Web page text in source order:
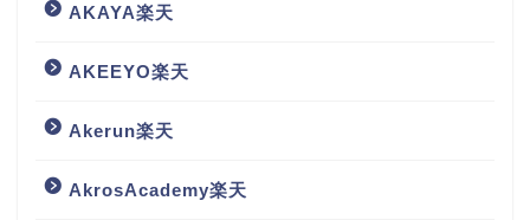
AKAYA楽天
AKEEYO楽天
Akerun楽天
AkrosAcademy楽天